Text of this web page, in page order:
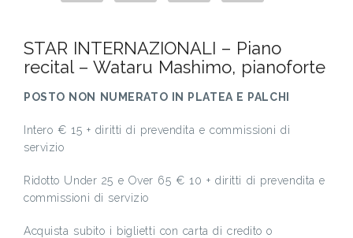
STAR INTERNAZIONALI – Piano
recital – Wataru Mashimo, pianoforte
POSTO NON NUMERATO IN PLATEA E PALCHI
Intero € 15 + diritti di prevendita e commissioni di
servizio
Ridotto Under 25 e Over 65 € 10 + diritti di prevendita e
commissioni di servizio
Acquista subito i biglietti con carta di credito o